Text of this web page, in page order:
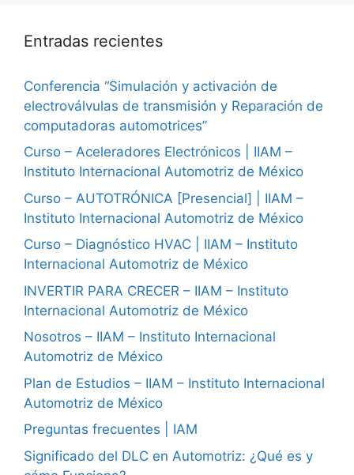
Entradas recientes
Conferencia “Simulación y activación de
electroválvulas de transmisión y Reparación de
computadoras automotrices”
Curso – Aceleradores Electrónicos | IIAM –
Instituto Internacional Automotriz de México
Curso – AUTOTRÓNICA [Presencial] | IIAM –
Instituto Internacional Automotriz de México
Curso – Diagnóstico HVAC | IIAM – Instituto
Internacional Automotriz de México
INVERTIR PARA CRECER – IIAM – Instituto
Internacional Automotriz de México
Nosotros – IIAM – Instituto Internacional
Automotriz de México
Plan de Estudios – IIAM – Instituto Internacional
Automotriz de México
Preguntas frecuentes | IAM
Significado del DLC en Automotriz: ¿Qué es y